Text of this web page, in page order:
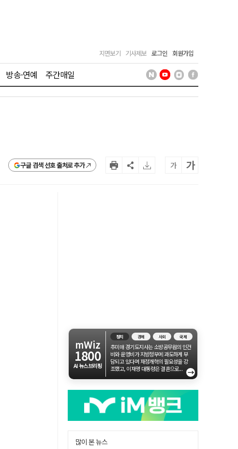
지면보기 기사제보 로그인 회원가입
방송·연예 주간매일
구글 검색 선호 출처로 추가 가 가
mWiz
1800
AI 뉴스브리핑
정치 경제 사회 국제
추미애 경기도지사는 소방공무원의 인건
비와 운영비가 지방정부에 과도하게 부
담되고 있다며 재정개혁의 필요성을 강
조했고, 이재명 대통령은 결혼으로...
→
많이 본 뉴스